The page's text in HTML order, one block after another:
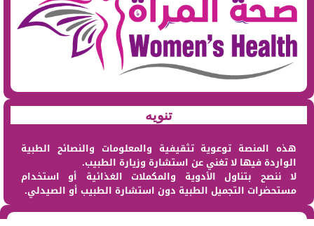
تنويه
هذه المنصة توعوية تثقيفية والمعلومات والنصائح الطبية
الواردة فيها لا تغني عن استشارة وزيارة الطبيب.
لا ننصح بتناول الأدوية والمكملات الغذائية أو استخدام
مستحضرات التجميل الطبية دون استشارة الطبيب أو الصيدلي.